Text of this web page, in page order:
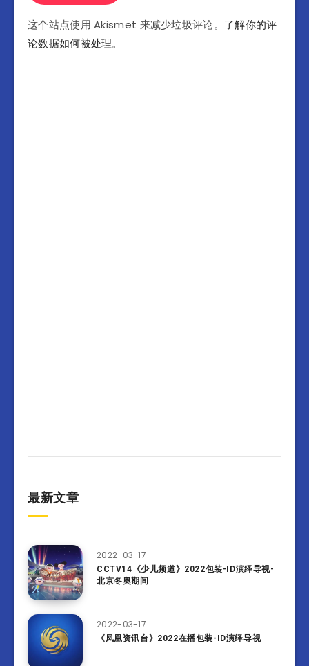
这个站点使用 Akismet 来减少垃圾评论。 了解你的评
论数据如何被处理。
最新文章
2022-03-17
CCTV14《少儿频道》2022包装-ID演绎导视-
北京冬奥期间
2022-03-17
《凤凰资讯台》2022在播包装-ID演绎导视